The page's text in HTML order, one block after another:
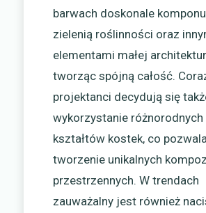
barwach doskonale
zielenią roślinności oraz
elementami małej
tworząc spójną całość.
projektanci decydują się
wykorzystanie
kształtów kostek, co
tworzenie unikalnych
przestrzennych. W trendach
zauważalny jest również